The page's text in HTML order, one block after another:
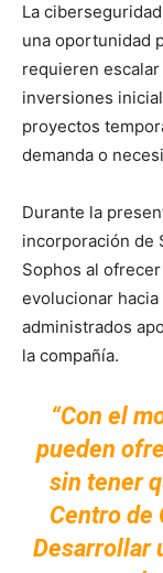
La
una oportunidad
requieren
inversiones
proyectos
demanda o
Durante la
incorporación de
Sophos al
evolucionar
administrados
la compañía.
“Con el
pueden
sin tener
Centro de
Desarrollar